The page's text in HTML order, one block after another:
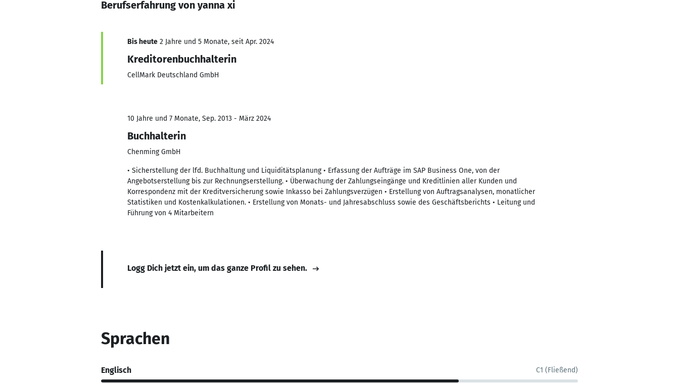
Berufserfahrung von yanna xi
Bis heute 2 Jahre und 5 Monate, seit Apr. 2024
Kreditorenbuchhalterin
CellMark Deutschland GmbH
10 Jahre und 7 Monate, Sep. 2013 - März 2024
Buchhalterin
Chenming GmbH
• Sicherstellung der lfd. Buchhaltung und Liquiditätsplanung • Erfassung der Aufträge im SAP Business One, von der
Angebotserstellung bis zur Rechnungserstellung. • Überwachung der Zahlungseingänge und Kreditlinien aller Kunden und
Korrespondenz mit der Kreditversicherung sowie Inkasso bei Zahlungsverzügen • Erstellung von Auftragsanalysen, monatlicher
Statistiken und Kostenkalkulationen. • Erstellung von Monats- und Jahresabschluss sowie des Geschäftsberichts • Leitung und
Führung von 4 Mitarbeitern
Logg Dich jetzt ein, um das ganze Profil zu sehen.
Sprachen
Englisch C1 (Fließend)